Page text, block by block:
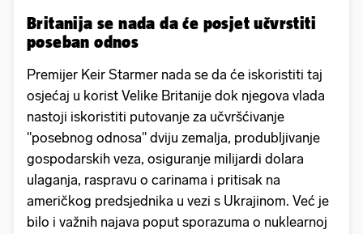
Britanija se nada da će posjet učvrstiti
poseban odnos
Premijer Keir Starmer nada se da će iskoristiti taj
osjećaj u korist Velike Britanije dok njegova vlada
nastoji iskoristiti putovanje za učvršćivanje
"posebnog odnosa" dviju zemalja, produbljivanje
gospodarskih veza, osiguranje milijardi dolara
ulaganja, raspravu o carinama i pritisak na
američkog predsjednika u vezi s Ukrajinom. Već je
bilo i važnih najava poput sporazuma o nuklearnoj